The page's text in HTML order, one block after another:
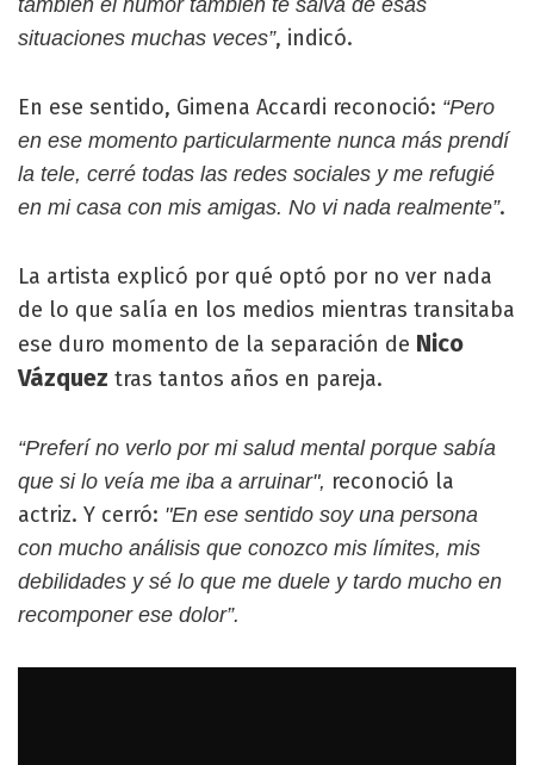
también el humor también te salva de esas
situaciones muchas veces”, indicó.
En ese sentido, Gimena Accardi reconoció: “Pero
en ese momento particularmente nunca más prendí
la tele, cerré todas las redes sociales y me refugié
en mi casa con mis amigas. No vi nada realmente”.
La artista explicó por qué optó por no ver nada
de lo que salía en los medios mientras transitaba
ese duro momento de la separación de Nico
Vázquez tras tantos años en pareja.
“Preferí no verlo por mi salud mental porque sabía
que si lo veía me iba a arruinar", reconoció la
actriz. Y cerró: "En ese sentido soy una persona
con mucho análisis que conozco mis límites, mis
debilidades y sé lo que me duele y tardo mucho en
recomponer ese dolor”.